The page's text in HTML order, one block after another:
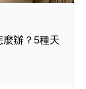
麼辦？5種天